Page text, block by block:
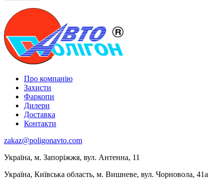
Про компанію
Захисти
Фаркопи
Дилери
Доставка
Контакти
zakaz@poligonavto.com
Україна, м. Запоріжжя, вул. Антенна, 11
Україна, Київська область, м. Вишневе, вул. Чорновола, 41а